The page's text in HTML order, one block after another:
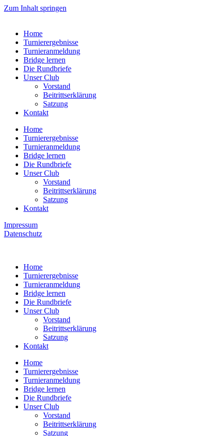
Zum Inhalt springen
Home
Turnierergebnisse
Turnieranmeldung
Bridge lernen
Die Rundbriefe
Unser Club
Vorstand
Beitrittserklärung
Satzung
Kontakt
Home
Turnierergebnisse
Turnieranmeldung
Bridge lernen
Die Rundbriefe
Unser Club
Vorstand
Beitrittserklärung
Satzung
Kontakt
Impressum
Datenschutz
Home
Turnierergebnisse
Turnieranmeldung
Bridge lernen
Die Rundbriefe
Unser Club
Vorstand
Beitrittserklärung
Satzung
Kontakt
Home
Turnierergebnisse
Turnieranmeldung
Bridge lernen
Die Rundbriefe
Unser Club
Vorstand
Beitrittserklärung
Satzung